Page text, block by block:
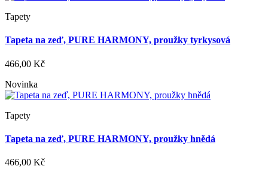
Tapety
Tapeta na zeď, PURE HARMONY, proužky tyrkysová
466,00 Kč
Novinka
Tapety
Tapeta na zeď, PURE HARMONY, proužky hnědá
466,00 Kč